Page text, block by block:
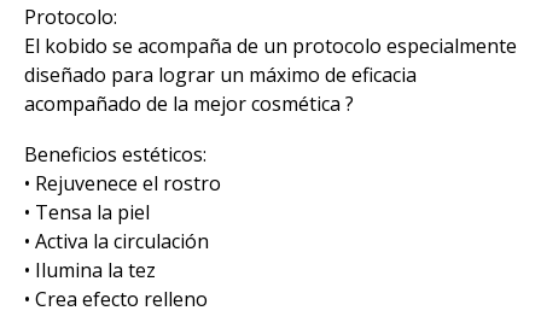
Protocolo:
El kobido se acompaña de un protocolo especialmente
diseñado para lograr un máximo de eficacia
acompañado de la mejor cosmética ?
Beneficios estéticos:
• Rejuvenece el rostro
• Tensa la piel
• Activa la circulación
• Ilumina la tez
• Crea efecto relleno